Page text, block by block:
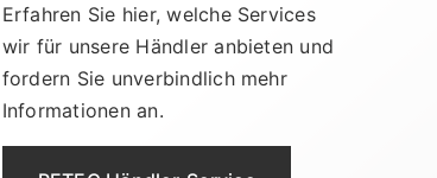
Erfahren Sie hier, welche Services
wir für unsere Händler anbieten und
fordern Sie unverbindlich mehr
Informationen an.